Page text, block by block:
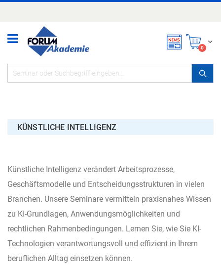
0items
Künstliche Intelligenz verändert Arbeitsprozesse,
Geschäftsmodelle und Entscheidungsstrukturen in vielen
Branchen. Unsere Seminare vermitteln praxisnahes Wissen
zu KI-Grundlagen, Anwendungsmöglichkeiten und
rechtlichen Rahmenbedingungen. Lernen Sie, wie Sie KI-
Technologien verantwortungsvoll und effizient in Ihrem
beruflichen Alltag einsetzen können.
KÜNSTLICHE INTELLIGENZ